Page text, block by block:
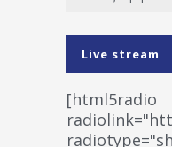
Live stream
[html5radio